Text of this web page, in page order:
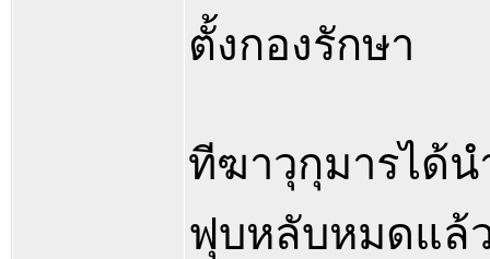
ตั้งกองรักษา
ทีฆาวุกุมารได้น
ฟุบหลับหมดแล้